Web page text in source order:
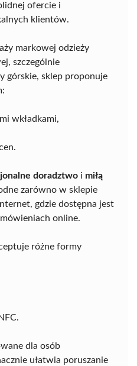
ofercie i
klientów.
markowej odzieży
szczególnie
górskie, sklep proponuje
wkładkami,
doradztwo i miłą
zarówno w sklepie
gdzie dostępna jest
online.
różne formy
dla osób
ułatwia poruszanie